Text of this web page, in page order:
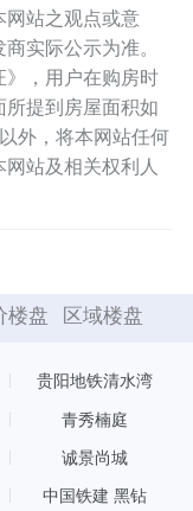
网站之观点或意
实际公示为准。
》，用户在购房时
所提到房屋面积如
外，将本网站任何
站及相关权利人
楼盘 区域楼盘
贵阳地铁清水湾
青秀楠庭
诚景尚城
中国铁建 黑钻